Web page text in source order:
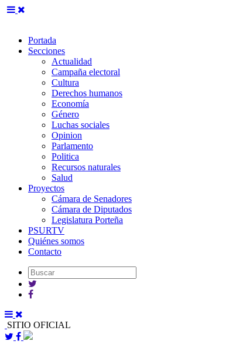
Portada
Secciones
Actualidad
Campaña electoral
Cultura
Derechos humanos
Economía
Género
Luchas sociales
Opinion
Parlamento
Politica
Recursos naturales
Salud
Proyectos
Cámara de Senadores
Cámara de Diputados
Legislatura Porteña
PSURTV
Quiénes somos
Contacto
SITIO OFICIAL